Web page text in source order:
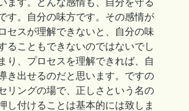
す。自分の味方です。その感情が
セスが理解できないと、自分の味
ることもできないのではないでし
り、プロセスを理解できれば、自
き出せるのだと思います。ですの
リングの場で、正しさという名の
し付けることは基本的には致しま